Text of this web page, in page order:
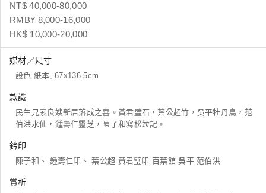
NT$ 40,000-80,000
RMB¥ 8,000-16,000
HK$ 10,000-20,000
媒材／尺寸
設色 紙本, 67x136.5cm
款識
民生兄素良嫂新居落成之喜。黃君璧石，葉公超竹，吳平牡丹鳥，范
伯洪水仙，鍾壽仁靈芝，陳子和寫松竝記。
鈐印
陳子和、 鍾壽仁印、 葉公超 黃君璧印 百葉館 吳平 范伯洪
賞析